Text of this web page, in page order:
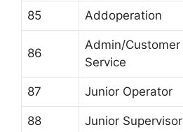
85 Addoperation
86
Admin/Customer
Service
87 Junior Operator
88 Junior Supervisor